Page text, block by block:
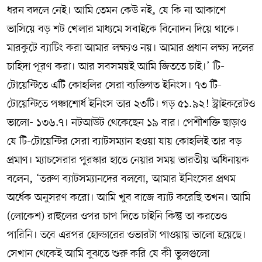
ধরন বদলে নেই। আমি তেমন কেউ নই, যে কি না আকাশে
ভাসিয়ে বড় শট খেলার মাধ্যমে সবাইকে বিনোদন দিয়ে থাকে।
মারকুটে ব্যাটিং করা আমার লক্ষ্যও নয়। আমার প্রধান লক্ষ্য দলের
চাহিদা পূরণ করা। আর সবসময়ই আমি জিততে চাই।’ টি-
টোয়েন্টিতে এটি কোহলির সেরা ব্যক্তিগত ইনিংস। ৭৩ টি-
টোয়েন্টিতে পঞ্চাশোর্ধ ইনিংস তার ২৩টি। গড় ৫১.৯২! স্ট্রাইকরেটও
ভালো- ১৩৬.৭। নটআউট থেকেছেন ১৯ বার। পেশীশক্তি ছাড়াও
যে টি-টোয়েন্টির সেরা ব্যাটসম্যান হওয়া যায় কোহলিই তার বড়
প্রমাণ। ম্যাচসেরার পুরস্কার হাতে নেয়ার সময় ভারতীয় অধিনায়ক
বলেন, ‘তরুণ ব্যাটসম্যানদের বলবো, আমার ইনিংসের প্রথম
অর্ধেক অনুসরণ করো। আমি খুব বাজে ব্যাট করেছি তখন। আমি
(লোকেশ) রাহুলের ওপর চাপ দিতে চাইনি কিন্তু তা করতেও
পারিনি। তবে এরপর হোল্ডারের ওভারটা পাওয়ায় ভালো হয়েছে।
সেখান থেকেই আমি বুঝতে শুরু করি যে কী ভুলগুলো